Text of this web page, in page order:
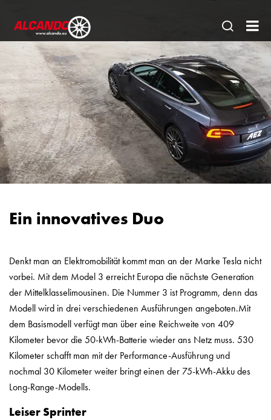
öffnen
|
Ein
für
Ein innovatives Duo
Denkt man an Elektromobilität kommt man an der Marke Tesla nicht
vorbei. Mit dem Model 3 erreicht Europa die nächste Generation
der Mittelklasselimousinen. Die Nummer 3 ist Programm, denn das
Modell wird in drei verschiedenen Ausführungen angeboten.Mit
dem Basismodell verfügt man über eine Reichweite von 409
Kilometer bevor die 50-kWh-Batterie wieder ans Netz muss. 530
Kilometer schafft man mit der Performance-Ausführung und
nochmal 30 Kilometer weiter bringt einen der 75-kWh-Akku des
Long-Range-Modells.
Leiser Sprinter